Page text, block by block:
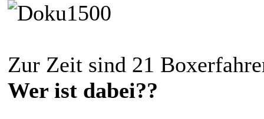
Zur Zeit sind 21
Wer ist dabei??